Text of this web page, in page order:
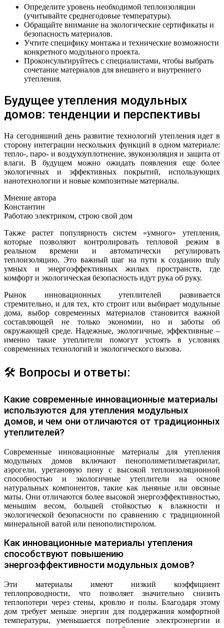
Определите уровень необходимой теплоизоляции
(учитывайте среднегодовые температуры).
Обращайте внимание на экологические сертификаты и
безопасность материалов.
Учтите специфику монтажа и технические возможности
конкретного модульного проекта.
Проконсультируйтесь с специалистами, чтобы выбрать
сочетание материалов для внешнего и внутреннего
утепления.
Будущее утепления модульных
домов: тенденции и перспективы
На сегодняшний день развитие технологий утепления идет в
сторону интеграции нескольких функций в одном материале:
тепло-, паро- и воздухоуплотнение, звукоизоляция и защита от
влаги. В будущем можно ожидать появления еще более
экологичных и эффективных покрытий, использующих
нанотехнологии и новые композитные материалы.
Мнение автора
Константин
Работаю электриком, строю свой дом
Также растет популярность систем «умного» утепления,
которые позволяют контролировать тепловой режим в
реальном времени и автоматически регулировать
теплоизоляцию. Это важный шаг на пути к созданию truly
умных и энергоэффективных жилых пространств, где
комфорт и экологическая безопасность идут рука об руку.
Рынок инновационных утеплителей развивается
стремительно, и для тех, кто строит или выбирает модульные
дома, выбор современных материалов становится важной
составляющей не только экономии, но и заботы об
окружающей среде. Надежные, экологичные, эффективные –
именно такие утеплители помогут устоять в условиях
современных технологий и экологического вызова.
🛠 Вопросы и ответы:
Какие современные инновационные материалы
используются для утепления модульных
домов, и чем они отличаются от традиционных
утеплителей?
Современные инновационные материалы для утепления
модульных домов включают пенополиметилметакрилат,
аэрогели, уретановую пену с высокой теплоизоляционной
способностью и экологичные утеплители на основе
натуральных компонентов, такие как льняные или овсяные
маты. Они отличаются более высокой энергоэффективностью,
меньшим весом, большей стойкостью к влажности и
экологической безопасности по сравнению с традиционной
минеральной ватой или пенополистиролом.
Как инновационные материалы утепления
способствуют повышению
энергоэффективности модульных домов?
Эти материалы имеют низкий коэффициент
теплопроводности, что позволяет значительно снизить
теплопотери через стены, кровлю и полы. Благодаря этому
дом требует меньше энергии для поддержания комфортной
температуры, уменьшается потребление электроэнергии и